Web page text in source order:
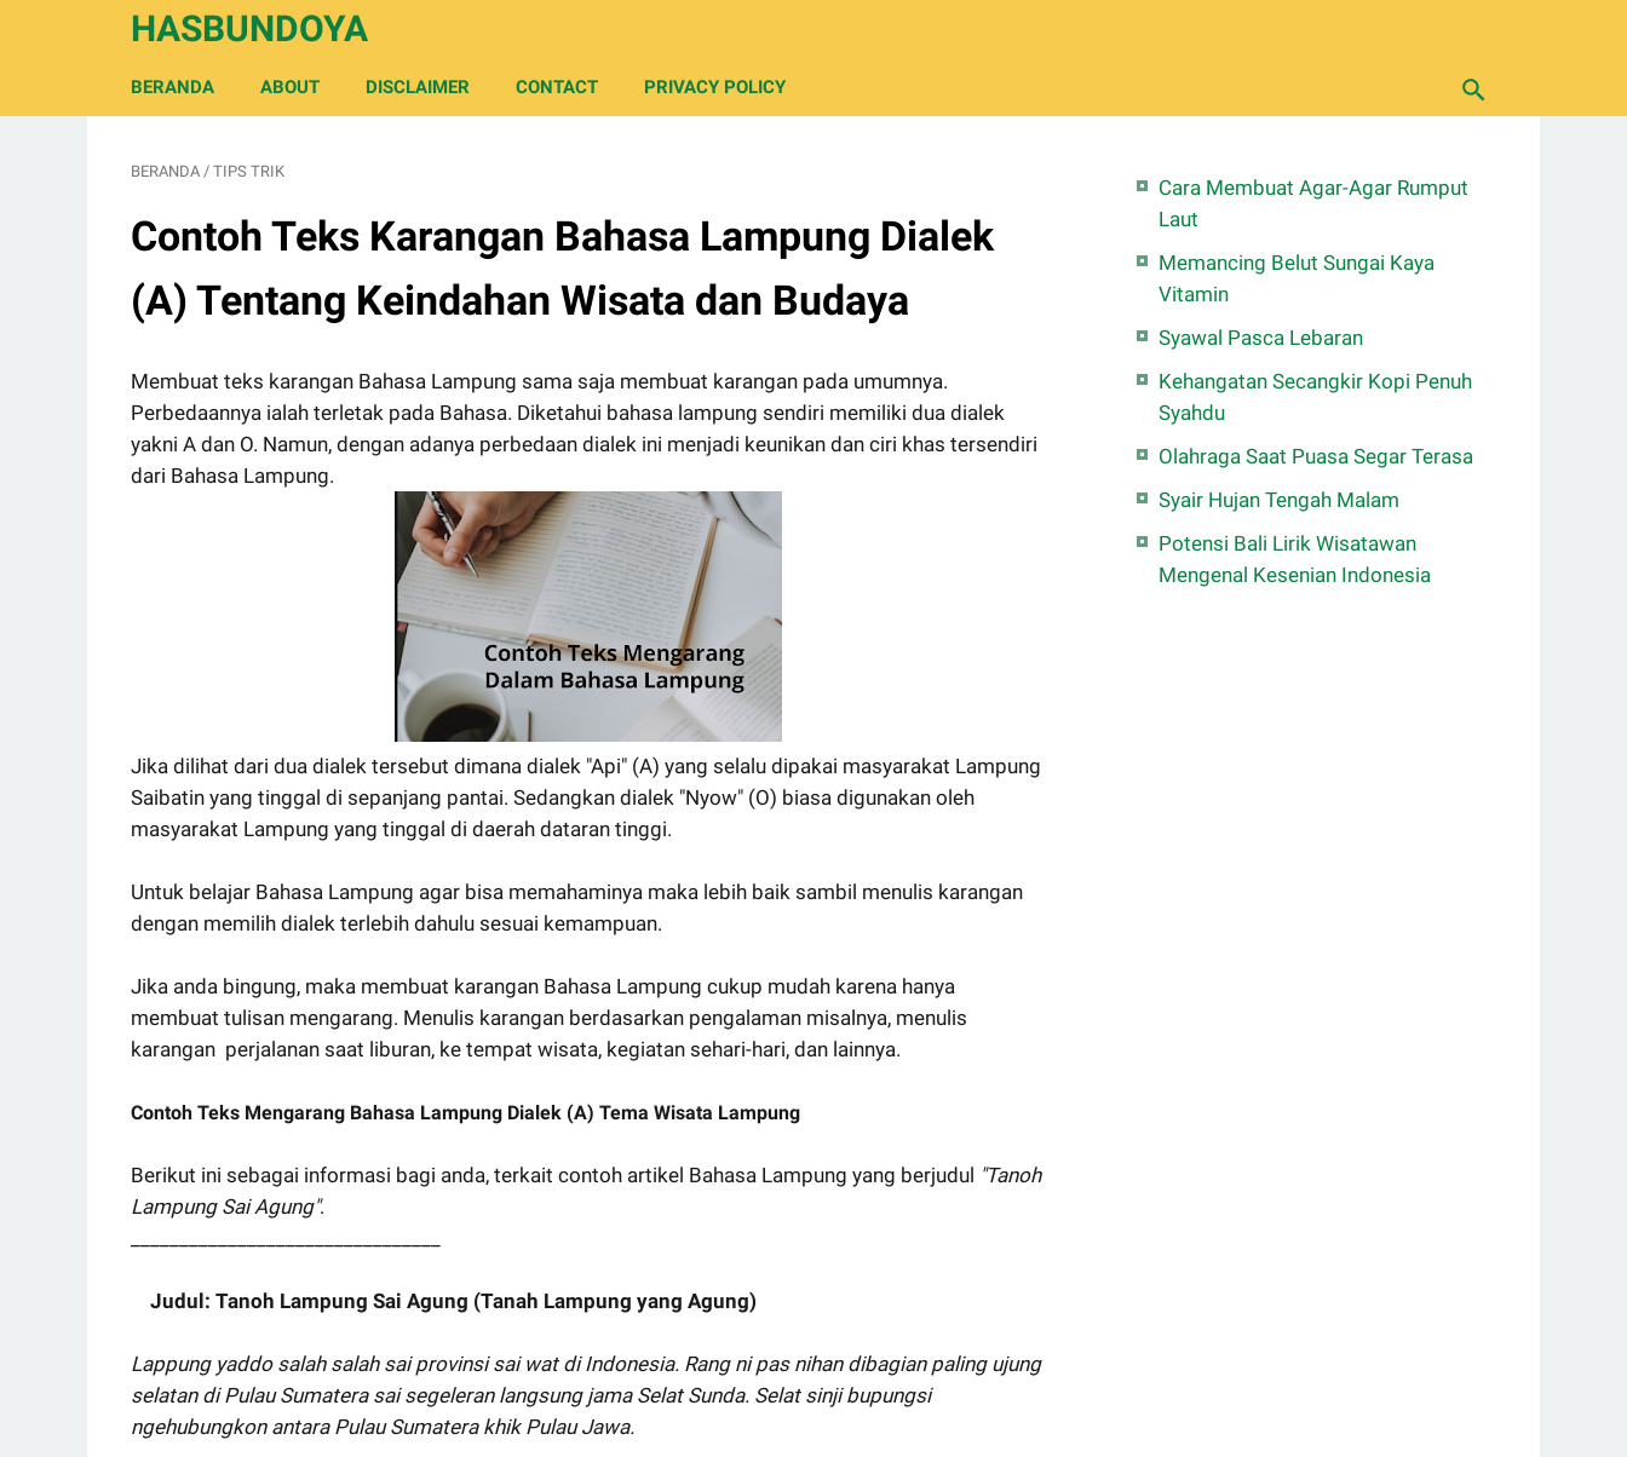
HASBUNDOYA
BERANDA ABOUT DISCLAIMER CONTACT PRIVACY POLICY
BERANDA / TIPS TRIK
Contoh Teks Karangan Bahasa Lampung Dialek
(A) Tentang Keindahan Wisata dan Budaya
Membuat teks karangan Bahasa Lampung sama saja membuat karangan pada umumnya.
Perbedaannya ialah terletak pada Bahasa. Diketahui bahasa lampung sendiri memiliki dua dialek
yakni A dan O. Namun, dengan adanya perbedaan dialek ini menjadi keunikan dan ciri khas tersendiri
dari Bahasa Lampung.
Jika dilihat dari dua dialek tersebut dimana dialek "Api" (A) yang selalu dipakai masyarakat Lampung
Saibatin yang tinggal di sepanjang pantai. Sedangkan dialek "Nyow" (O) biasa digunakan oleh
masyarakat Lampung yang tinggal di daerah dataran tinggi.
Untuk belajar Bahasa Lampung agar bisa memahaminya maka lebih baik sambil menulis karangan
dengan memilih dialek terlebih dahulu sesuai kemampuan.
Jika anda bingung, maka membuat karangan Bahasa Lampung cukup mudah karena hanya
membuat tulisan mengarang. Menulis karangan berdasarkan pengalaman misalnya, menulis
karangan perjalanan saat liburan, ke tempat wisata, kegiatan sehari-hari, dan lainnya.
Contoh Teks Mengarang Bahasa Lampung Dialek (A) Tema Wisata Lampung
Berikut ini sebagai informasi bagi anda, terkait contoh artikel Bahasa Lampung yang berjudul "Tanoh
Lampung Sai Agung".
Judul: Tanoh Lampung Sai Agung (Tanah Lampung yang Agung)
Lappung yaddo salah salah sai provinsi sai wat di Indonesia. Rang ni pas nihan dibagian paling ujung
selatan di Pulau Sumatera sai segeleran langsung jama Selat Sunda. Selat sinji bupungsi
ngehubungkon antara Pulau Sumatera khik Pulau Jawa.
Cara Membuat Agar-Agar Rumput
Laut
Memancing Belut Sungai Kaya
Vitamin
Syawal Pasca Lebaran
Kehangatan Secangkir Kopi Penuh
Syahdu
Olahraga Saat Puasa Segar Terasa
Syair Hujan Tengah Malam
Potensi Bali Lirik Wisatawan
Mengenal Kesenian Indonesia